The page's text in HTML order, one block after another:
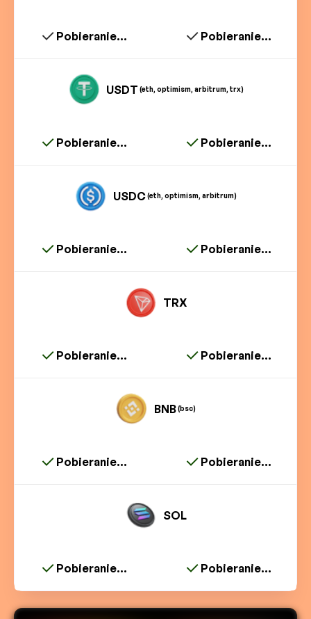
Pobieranie... Pobieranie...
USDT (eth, optimism, arbitrum, trx)
Pobieranie... Pobieranie...
USDC(eth, optimism, arbitrum)
Pobieranie... Pobieranie...
TRX
Pobieranie... Pobieranie...
BNB(bsc)
Pobieranie... Pobieranie...
SOL
Pobieranie... Pobieranie...